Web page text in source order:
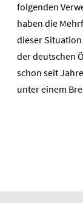
folgenden
haben die
dieser
der deutschen
schon seit
unter einem